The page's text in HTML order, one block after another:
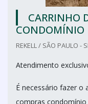
CARRINHO
CONDOMÍNIO
REKELL / SÃO PAULO -
Atendimento
É necessário fazer o
compras